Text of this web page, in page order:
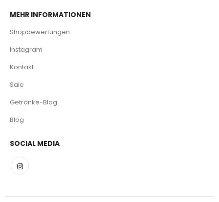
MEHR INFORMATIONEN
Shopbewertungen
Instagram
Kontakt
Sale
Getränke-Blog
Blog
SOCIAL MEDIA